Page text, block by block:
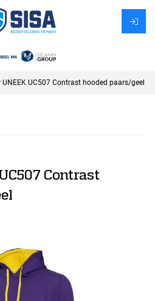
UNEEK UC507 Contrast hooded paars/geel
Contrast